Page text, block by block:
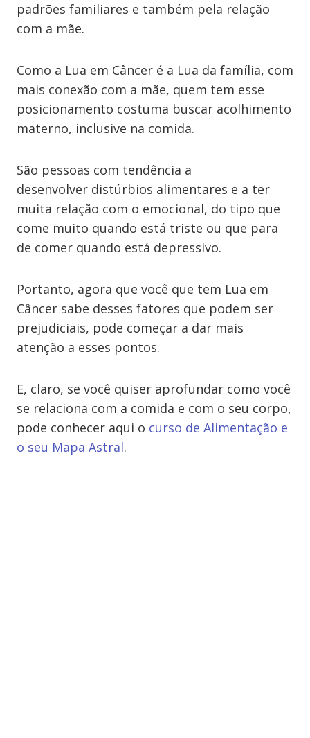
padrões familiares e também pela relação
com a mãe.
Como a Lua em Câncer é a Lua da família, com
mais conexão com a mãe, quem tem esse
posicionamento costuma buscar acolhimento
materno, inclusive na comida.
São pessoas com tendência a
desenvolver distúrbios alimentares e a ter
muita relação com o emocional, do tipo que
come muito quando está triste ou que para
de comer quando está depressivo.
Portanto, agora que você que tem Lua em
Câncer sabe desses fatores que podem ser
prejudiciais, pode começar a dar mais
atenção a esses pontos.
E, claro, se você quiser aprofundar como você
se relaciona com a comida e com o seu corpo,
pode conhecer aqui o curso de Alimentação e
o seu Mapa Astral.